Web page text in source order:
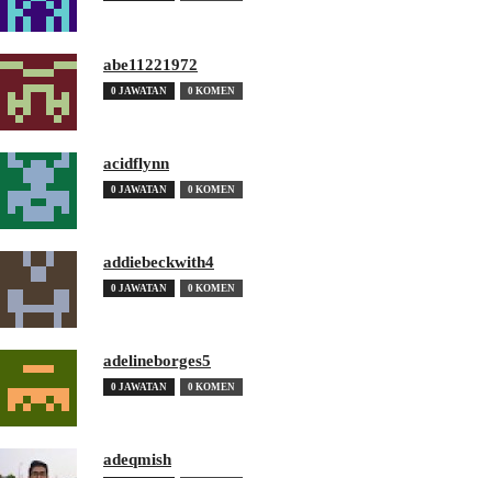
abe11221972
0 JAWATAN 0 KOMEN
acidflynn
0 JAWATAN 0 KOMEN
addiebeckwith4
0 JAWATAN 0 KOMEN
adelineborges5
0 JAWATAN 0 KOMEN
adeqmish